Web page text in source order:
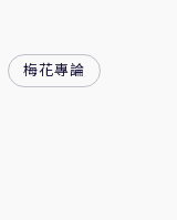
梅花專論